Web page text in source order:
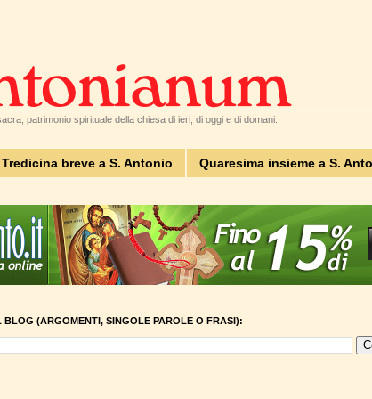
patrimonio spirituale della chiesa di ieri, di oggi e di domani.
Tredicina breve a S. Antonio Quaresima insieme a S.
BLOG (ARGOMENTI, SINGOLE PAROLE O FRASI):